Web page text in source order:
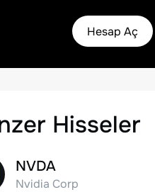
Hesap Aç
Hisseler
NVDA
Nvidia Corp